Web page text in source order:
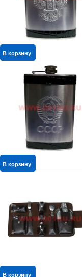
В корзину
В корзину
В корзину